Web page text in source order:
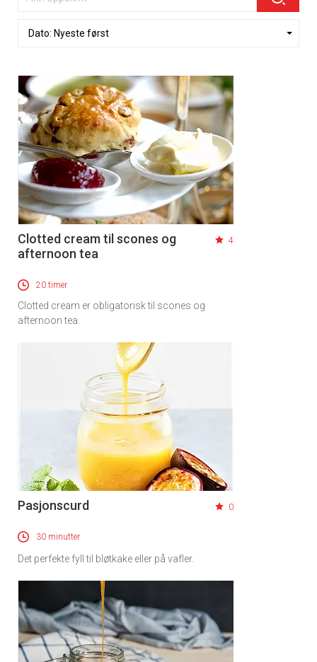
Clotted cream til scones og
afternoon tea
4
20 timer
Clotted cream er obligatorisk til scones og
afternoon tea.
Pasjonscurd 0
30 minutter
Det perfekte fyll til bløtkake eller på vafler.